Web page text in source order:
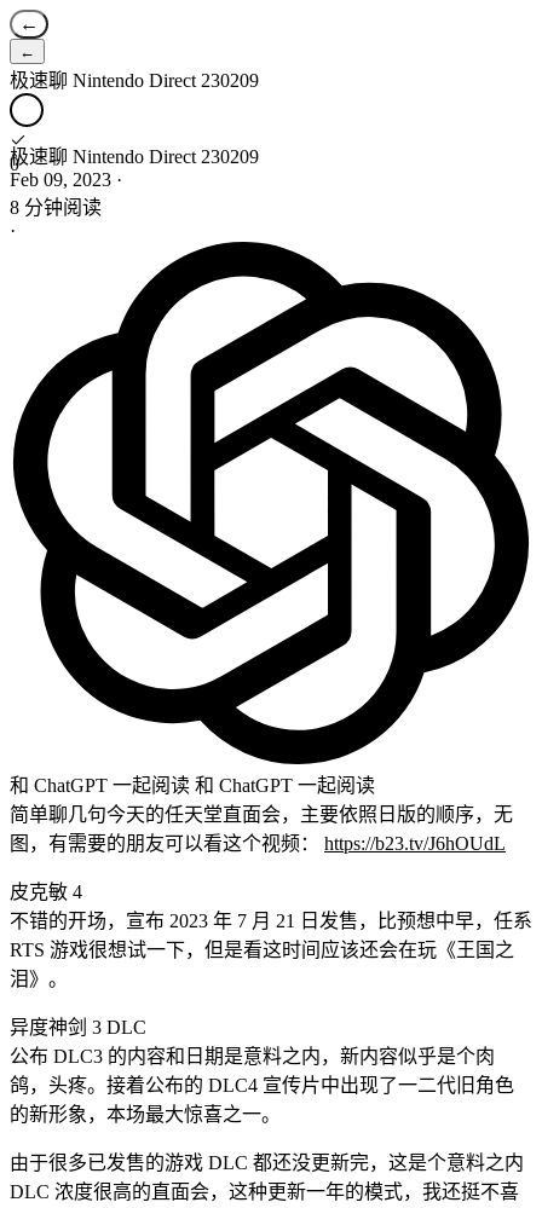
←
←
极速聊 Nintendo Direct 230209
0
极速聊 Nintendo Direct 230209
Feb 09, 2023 ·
8 分钟阅读
·
和 ChatGPT 一起阅读 和 ChatGPT 一起阅读
简单聊几句今天的任天堂直面会，主要依照日版的顺序，无
图，有需要的朋友可以看这个视频： https://b23.tv/J6hOUdL
皮克敏 4
不错的开场，宣布 2023 年 7 月 21 日发售，比预想中早，任系
RTS 游戏很想试一下，但是看这时间应该还会在玩《王国之
泪》。
异度神剑 3 DLC
公布 DLC3 的内容和日期是意料之内，新内容似乎是个肉
鸽，头疼。接着公布的 DLC4 宣传片中出现了一二代旧角色
的新形象，本场最大惊喜之一。
由于很多已发售的游戏 DLC 都还没更新完，这是个意料之内
DLC 浓度很高的直面会，这种更新一年的模式，我还挺不喜